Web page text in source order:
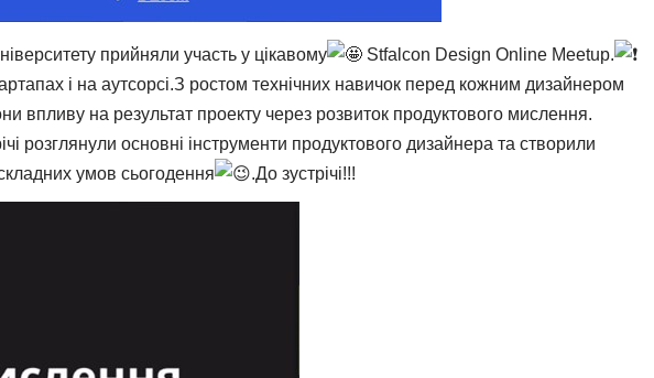
прийняли участь у цікавому
Stfalcon Design Online Meetup.
і на аутсорсі.З ростом технічних навичок перед кожним дизайнером
впливу на результат проекту через розвиток продуктового мислення.
основні інструменти продуктового дизайнера та створили
умов сьогодення .До зустрічі!!!